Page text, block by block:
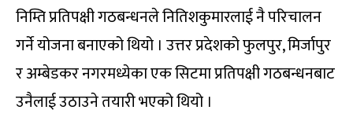
निम्ति प्रतिपक्षी गठबन्धनले नितिशकुमारलाई नै परिचालन
गर्ने योजना बनाएको थियो । उत्तर प्रदेशको फुलपुर, मिर्जापुर
र अम्बेडकर नगरमध्येका एक सिटमा प्रतिपक्षी गठबन्धनबाट
उनैलाई उठाउने तयारी भएको थियो ।